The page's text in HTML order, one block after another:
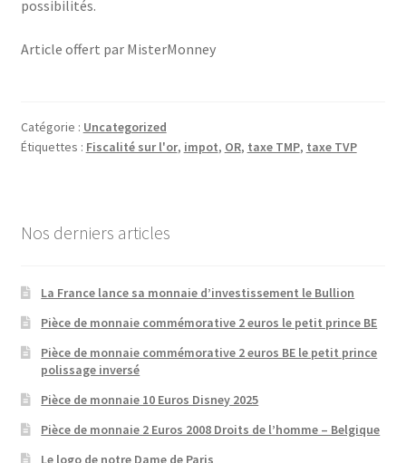
possibilités.
Article offert par MisterMonney
Catégorie : Uncategorized
Étiquettes : Fiscalité sur l'or, impot, OR, taxe TMP, taxe TVP
Nos derniers articles
La France lance sa monnaie d’investissement le Bullion
Pièce de monnaie commémorative 2 euros le petit prince BE
Pièce de monnaie commémorative 2 euros BE le petit prince
polissage inversé
Pièce de monnaie 10 Euros Disney 2025
Pièce de monnaie 2 Euros 2008 Droits de l’homme – Belgique
Le logo de notre Dame de Paris